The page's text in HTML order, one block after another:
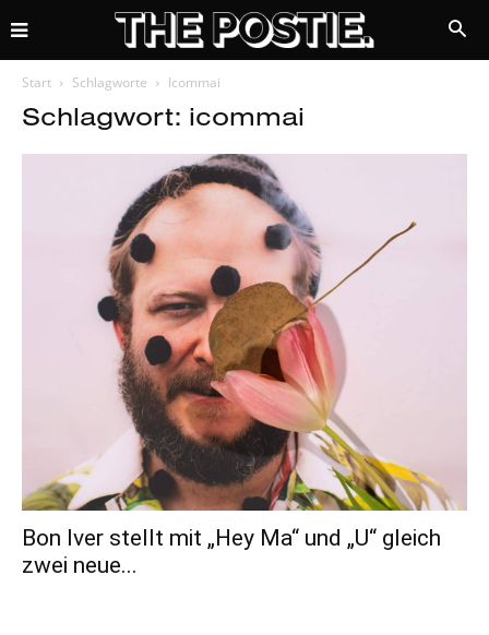
Start Schlagworte Icommai
Schlagwort: icommai
Bon Iver stellt mit „Hey Ma“ und „U“ gleich
zwei neue...